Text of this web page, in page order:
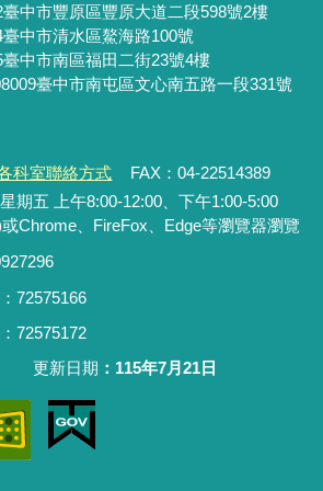
中市豐原區豐原大道二段598號2樓
中市清水區鰲海路100號
中市南區福田二街23號4樓
臺中市南屯區文心南五路一段331號
科室聯絡方式
FAX：04-22514389
期五 上午8:00-12:00、下午1:00-5:00
Chrome、FireFox、Edge等瀏覽器瀏覽
： 72575166
： 72575172
更新日期 115年7月21日